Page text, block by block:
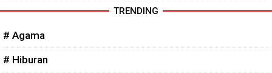
TRENDING
# Agama
# Hiburan